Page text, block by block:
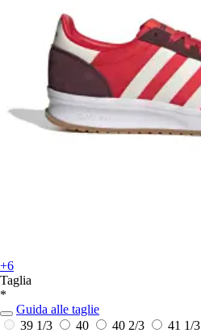
+6
Taglia
*
Guida alle taglie
39 1/3
40 40 2/3 41 1/3